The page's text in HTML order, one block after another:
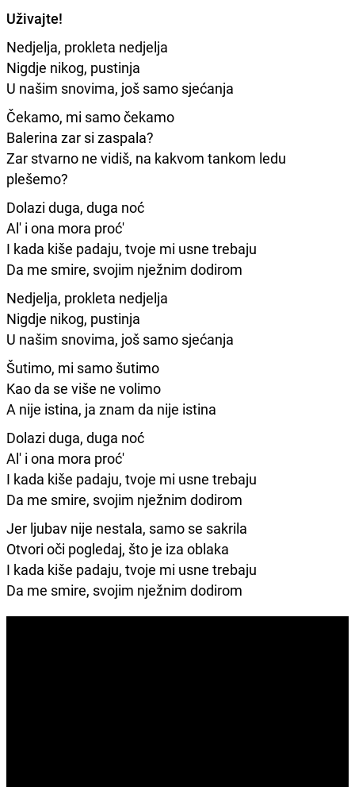
Uživajte!
Nedjelja, prokleta nedjelja
Nigdje nikog, pustinja
U našim snovima, još samo sjećanja
Čekamo, mi samo čekamo
Balerina zar si zaspala?
Zar stvarno ne vidiš, na kakvom tankom ledu
plešemo?
Dolazi duga, duga noć
Al' i ona mora proć'
I kada kiše padaju, tvoje mi usne trebaju
Da me smire, svojim nježnim dodirom
Nedjelja, prokleta nedjelja
Nigdje nikog, pustinja
U našim snovima, još samo sjećanja
Šutimo, mi samo šutimo
Kao da se više ne volimo
A nije istina, ja znam da nije istina
Dolazi duga, duga noć
Al' i ona mora proć'
I kada kiše padaju, tvoje mi usne trebaju
Da me smire, svojim nježnim dodirom
Jer ljubav nije nestala, samo se sakrila
Otvori oči pogledaj, što je iza oblaka
I kada kiše padaju, tvoje mi usne trebaju
Da me smire, svojim nježnim dodirom